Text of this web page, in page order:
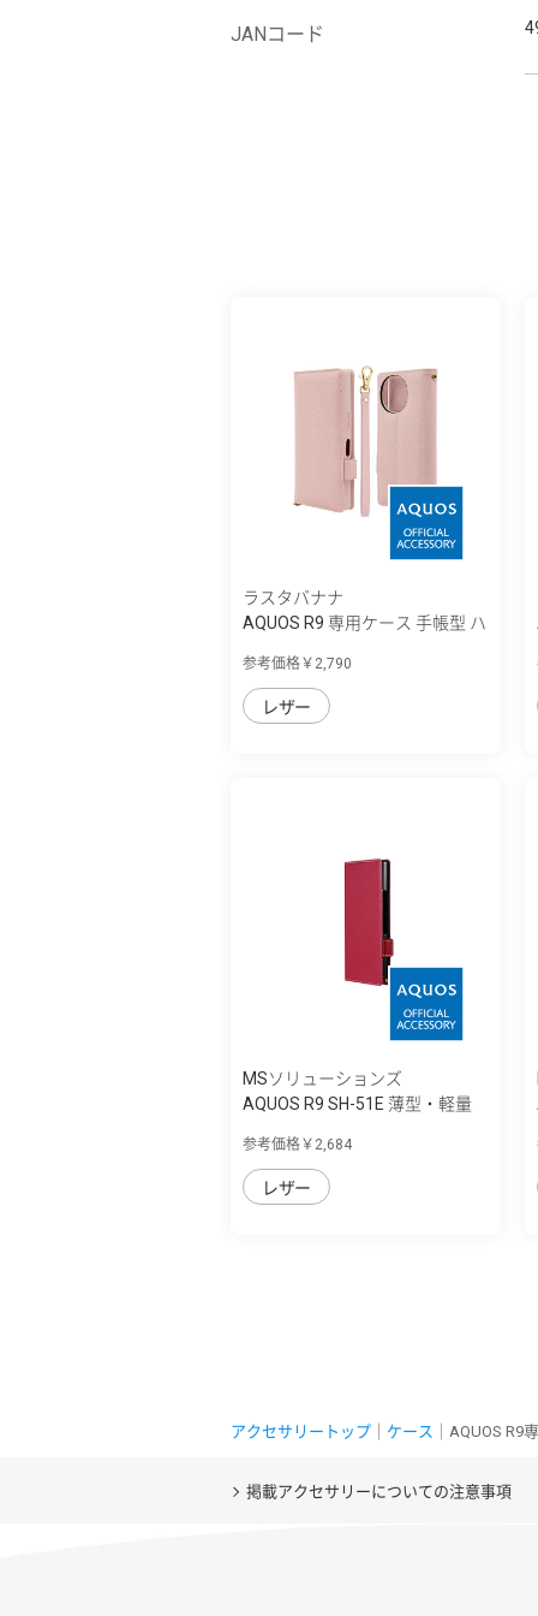
JANコード
ラスタバナナ
AQUOS R9 専用ケース 手帳型 ハ
参考価格￥2,790
レザー
MSソリューションズ
AQUOS R9 SH-51E 薄型・軽量
参考価格￥2,684
レザー
アクセサリートップ ケース ｜AQUOS
掲載アクセサリーについての注意事項